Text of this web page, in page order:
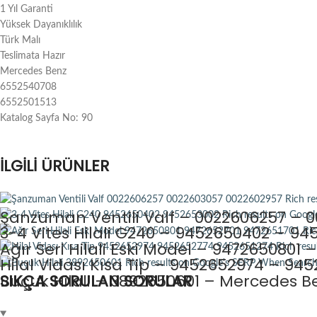
1 Yıl Garanti
Yüksek Dayanıklılık
Türk Malı
Teslimata Hazır
Mercedes Benz
6552540708
6552501513
Katalog Sayfa No: 90
İLGILI ÜRÜNLER
Şanzuman Ventili Valf – 0022606257 –
3-4 Vites Hilali G240 – 9452650402 –
Ağır Seri Hilali Eski Model – 9472650801
Hilal Vidası Kısa Tip – 9452652974 –
Buçuk Hilali – 3892650601 – Mercedes
SIKÇA SORULAN SORULAR